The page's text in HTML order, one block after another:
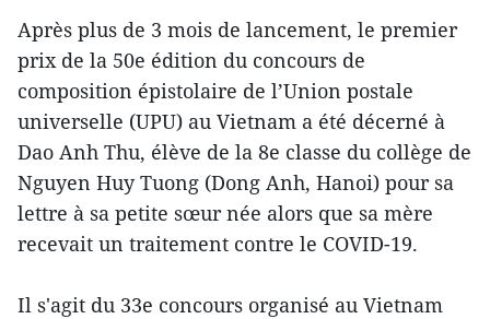
Après plus de 3 mois de lancement, le premier
prix de la 50e édition du concours de
composition épistolaire de l’Union postale
universelle (UPU) au Vietnam a été décerné à
Dao Anh Thu, élève de la 8e classe du collège de
Nguyen Huy Tuong (Dong Anh, Hanoi) pour sa
lettre à sa petite sœur née alors que sa mère
recevait un traitement contre le COVID-19.
Il s'agit du 33e concours organisé au Vietnam